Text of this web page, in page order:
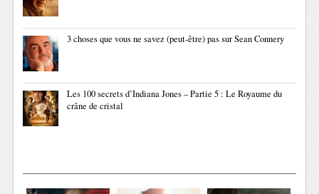
3 choses que vous ne savez (peut-être) pas sur Sean Connery
Les 100 secrets d’Indiana Jones – Partie 5 : Le Royaume du
crâne de cristal